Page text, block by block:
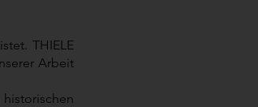
THIELE
Arbeit